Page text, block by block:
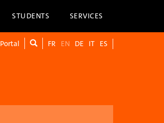
STUDENTS SERVICES
Portal FR EN DE IT ES